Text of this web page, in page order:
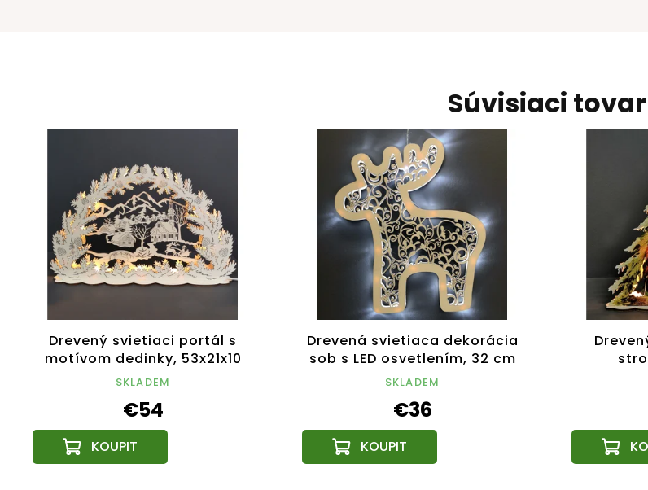
Súvisiaci tovar
Drevený svietiaci portál s
motívom dedinky, 53x21x10
cm
SKLADEM
€54
Drevená svietiaca dekorácia
sob s LED osvetlením, 32 cm
SKLADEM
€36